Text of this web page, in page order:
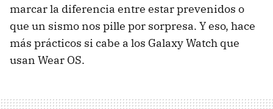
marcar la diferencia entre estar prevenidos o
que un sismo nos pille por sorpresa. Y eso, hace
más prácticos si cabe a los Galaxy Watch que
usan Wear OS.